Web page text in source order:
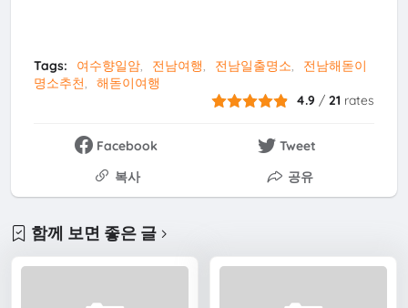
Tags: 여수향일암 전남여행 전남일출명소
전남해돋이
명소추천
해돋이여행
4.9 /21 rates
Facebook
Tweet
복사
공유
함께 보면 좋은 글